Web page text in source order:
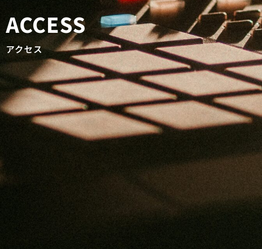
ACCESS
アクセス